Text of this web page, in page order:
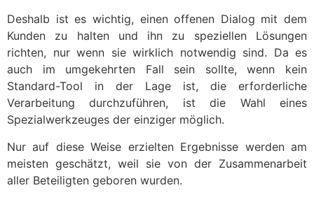
Deshalb ist es wichtig, einen offenen Dialog mit dem
Kunden zu halten und ihn zu speziellen Lösungen
richten, nur wenn sie wirklich notwendig sind. Da es
auch im umgekehrten Fall sein sollte, wenn kein
Standard-Tool in der Lage ist, die erforderliche
Verarbeitung durchzuführen, ist die Wahl eines
Spezialwerkzeuges der einziger möglich.
Nur auf diese Weise erzielten Ergebnisse werden am
meisten geschätzt, weil sie von der Zusammenarbeit
aller Beteiligten geboren wurden.